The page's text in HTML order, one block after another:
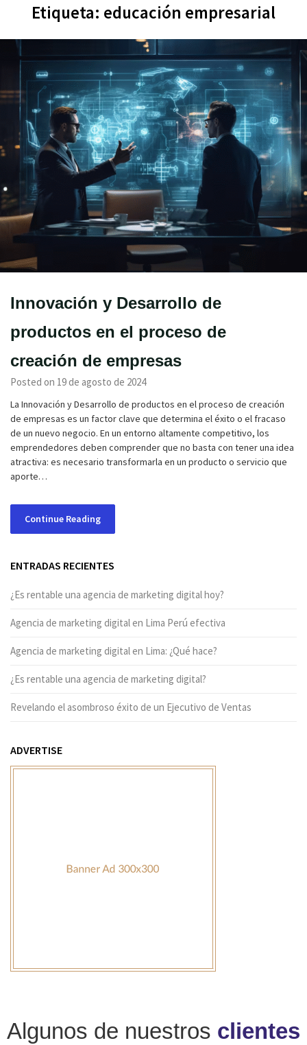
Etiqueta: educación empresarial
Innovación y Desarrollo de
productos en el proceso de
creación de empresas
Posted on 19 de agosto de 2024
La Innovación y Desarrollo de productos en el proceso de creación
de empresas es un factor clave que determina el éxito o el fracaso
de un nuevo negocio. En un entorno altamente competitivo, los
emprendedores deben comprender que no basta con tener una idea
atractiva: es necesario transformarla en un producto o servicio que
aporte…
Continue Reading
ENTRADAS RECIENTES
¿Es rentable una agencia de marketing digital hoy?
Agencia de marketing digital en Lima Perú efectiva
Agencia de marketing digital en Lima: ¿Qué hace?
¿Es rentable una agencia de marketing digital?
Revelando el asombroso éxito de un Ejecutivo de Ventas
ADVERTISE
Algunos de nuestros clientes